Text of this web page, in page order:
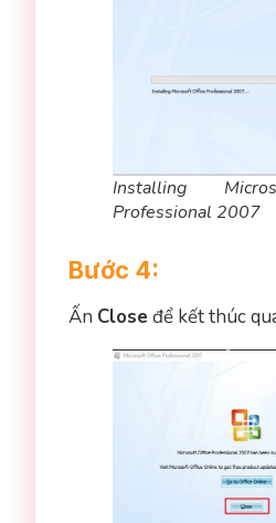
Installing
Professional 2007
Bước 4:
Ấn Close để kết thúc